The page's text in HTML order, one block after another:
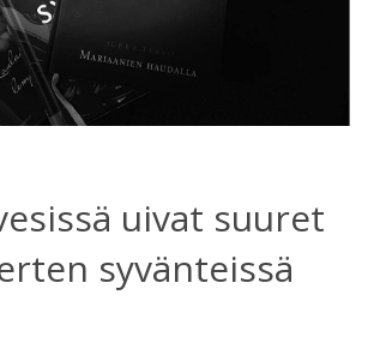
uivat suuret
syvänteissä